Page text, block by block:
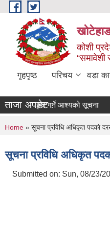
Skip to main content
कोशी
“समावेशी
गृहपृष्ठ परिचय वडा
ताजा अपडेट :
स्वीकृत गर्ने आश्यको सूचना
You are here
Home » सूचना प्रविधि अधिकृत पदकाे
सूचना प्रविधि अधिकृत
Submitted on: Sun, 08/23/